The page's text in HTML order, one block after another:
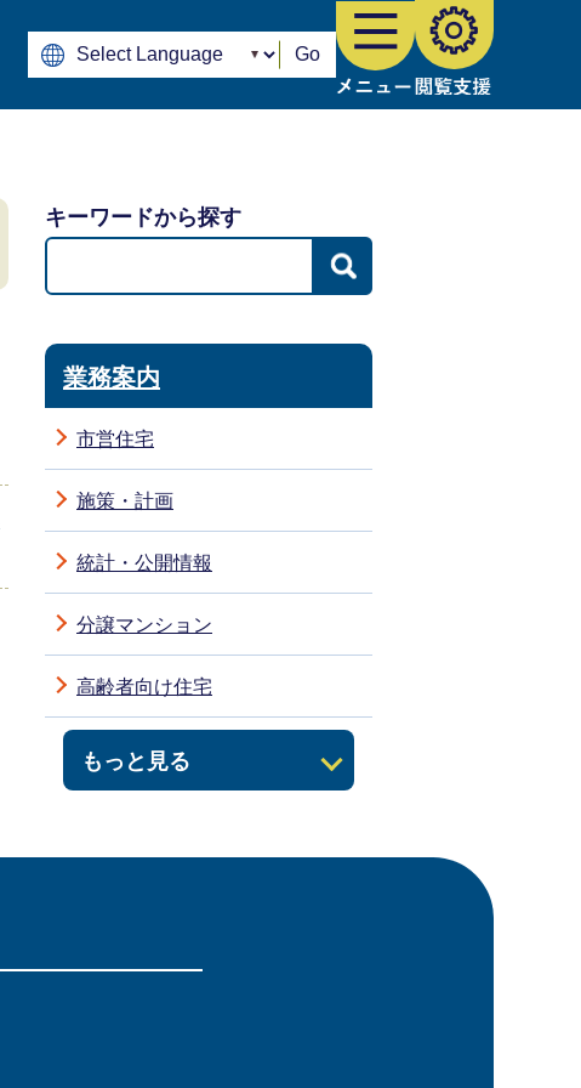
Go
キーワードから探す
業務案内
市営住宅
施策・計画
統計・公開情報
もっと見る
分譲マンション
高齢者向け住宅